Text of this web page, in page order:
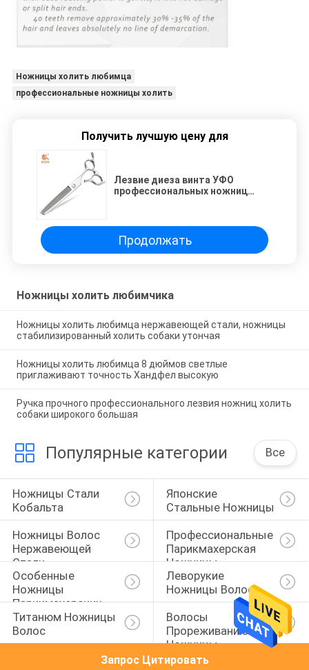
Ножницы холить любимца
профессиональные ножницы холить
Получить лучшую цену для
Лезвие диеза винта УФО
профессиональных ножниц
Продолжать
Ножницы холить любимчика
Ножницы холить любимца нержавеющей стали, ножницы
стабилизированный холить собаки утончая
Ножницы холить любимца 8 дюймов светлые
приглаживают точность Хандфел высокую
Ручка прочного профессионального лезвия ножниц холить
собаки широкого большая
Популярные категории Все
Ножницы Стали
Кобальта
Японские
Стальные Ножницы
Ножницы Волос
Нержавеющей
Стали
Профессиональные
Парикмахерская
Ножницы
Особенные
Ножницы
Парикмахерских
Услуг
Леворукие
Ножницы Волос
Титанюм Ножницы
Волос
Волосы
Прореживанию
Ножницы
Запрос Цитировать